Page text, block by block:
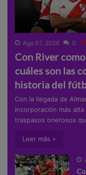
Ago 07, 2026 0
Con River
cuáles son las
historia del
Con la llegada de
incorporación más
traspasos onerosos
Leer más »